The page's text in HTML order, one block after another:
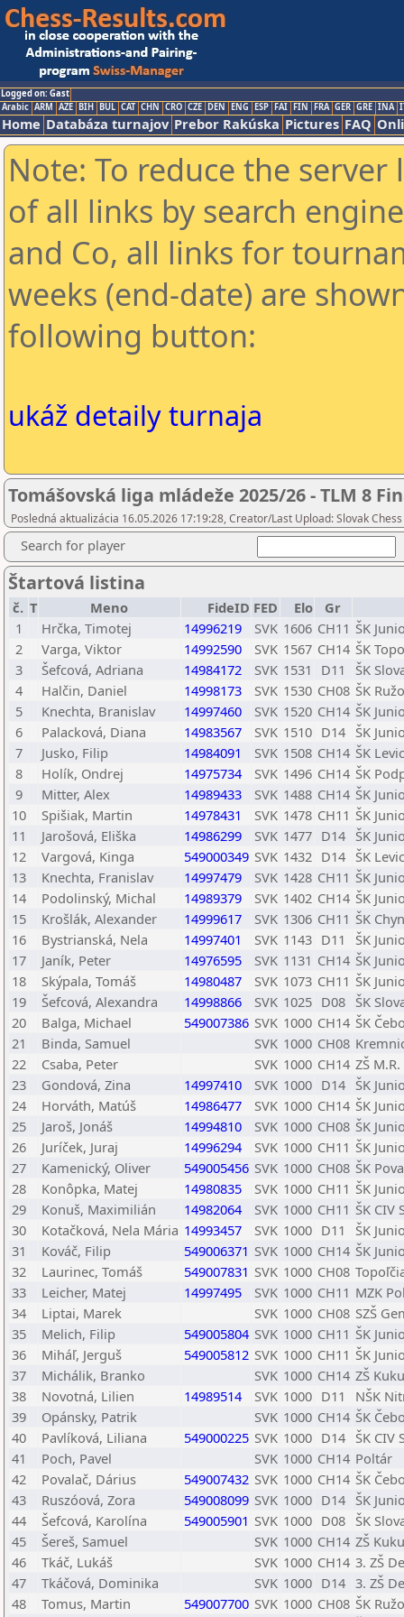
Logged on: Gast
Arabic ARM AZE BIH BUL CAT CHN CRO CZE DEN ENG ESP FAI FIN FRA GER GRE INA
Home Databáza turnajov Prebor Rakúska Pictures FAQ
Note: To reduce the
of all links by search
and Co, all links for
weeks (end-date) are
following button:
ukáž detaily turnaja
Tomášovská liga mládeže 2025/26 - TLM 8
Posledná aktualizácia 16.05.2026 17:19:28, Creator/Last Upload: Slovak
Search for player
Štartová listina
č. T Meno FideID FED Elo
Gr
1
Hrčka, Timotej 14996219 SVK 1606 CH11 ŠK
2
Varga, Viktor 14992590 SVK 1567 CH14 ŠK
3
Šefcová, Adriana 14984172 SVK 1531 D11
ŠK
4
Halčin, Daniel 14998173 SVK 1530 CH08 ŠK
5
Knechta, Branislav 14997460 SVK 1520 CH14 ŠK
6
Palacková, Diana 14983567 SVK 1510 D14 ŠK
7
Jusko, Filip 14984091 SVK 1508 CH14 ŠK
8
Holík, Ondrej 14975734 SVK 1496 CH14 ŠK
9
Mitter, Alex 14989433 SVK 1488 CH14 ŠK
10
Spišiak, Martin 14978431 SVK 1478 CH11 ŠK
11
Jarošová, Eliška 14986299 SVK 1477 D14 ŠK
12
Vargová, Kinga 549000349 SVK 1432 D14 ŠK
13
Knechta, Franislav 14997479 SVK 1428 CH11 ŠK
14
Podolinský, Michal 14989379 SVK 1402 CH14 ŠK
15
Krošlák, Alexander 14999617 SVK 1306 CH11 ŠK
16
Bystrianská, Nela 14997401 SVK 1143 D11
ŠK
17
Janík, Peter 14976595 SVK 1131 CH14 ŠK
18
Skýpala, Tomáš 14980487 SVK 1073 CH11 ŠK
19
Šefcová, Alexandra 14998866 SVK 1025 D08 ŠK
20
Balga, Michael 549007386 SVK 1000 CH14 ŠK
21
Binda, Samuel SVK 1000 CH08
22
Csaba, Peter SVK 1000 CH14 ZŠ
23
Gondová, Zina 14997410 SVK 1000 D14 ŠK
24
Horváth, Matúš 14986477 SVK 1000 CH14 ŠK
25
Jaroš, Jonáš 14994810 SVK 1000 CH08 ŠK
26
Juríček, Juraj 14996294 SVK 1000 CH11 ŠK
27
Kamenický, Oliver 549005456 SVK 1000 CH08 ŠK
28
Konôpka, Matej 14980835 SVK 1000 CH11 ŠK
29
Konuš, Maximilián 14982064 SVK 1000 CH11 ŠK CIV
30
Kotačková, Nela Mária 14993457 SVK 1000 D11
ŠK
31
Kováč, Filip 549006371 SVK 1000 CH14 ŠK
32
Laurinec, Tomáš 549007831 SVK 1000 CH08
33
Leicher, Matej 14997495 SVK 1000 CH11 MZK
34
Liptai, Marek SVK 1000 CH08 SZŠ
35
Melich, Filip 549005804 SVK 1000 CH11 ŠK
36
Miháľ, Jerguš 549005812 SVK 1000 CH11 ŠK
37
Michálik, Branko SVK 1000 CH14 ZŠ
38
Novotná, Lilien 14989514 SVK 1000 D11
NŠK
39
Opánsky, Patrik SVK 1000 CH14 ŠK
40
Pavlíková, Liliana 549000225 SVK 1000 D14 ŠK CIV
41
Poch, Pavel SVK 1000 CH14 Poltár
42
Povalač, Dárius 549007432 SVK 1000 CH14 ŠK
43
Ruszóová, Zora 549008099 SVK 1000 D14 ŠK
44
Šefcová, Karolína 549005901 SVK 1000 D08 ŠK
45
Šereš, Samuel SVK 1000 CH14 ZŠ
46
Tkáč, Lukáš SVK 1000 CH14 3. ZŠ
47
Tkáčová, Dominika SVK 1000 D14 3. ZŠ
48
Tomus, Martin 549007700 SVK 1000 CH08 ŠK